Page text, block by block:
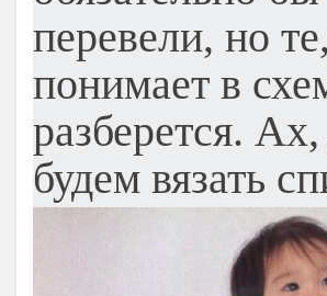
перевели, но
понимает в
разберется.
будем вязать